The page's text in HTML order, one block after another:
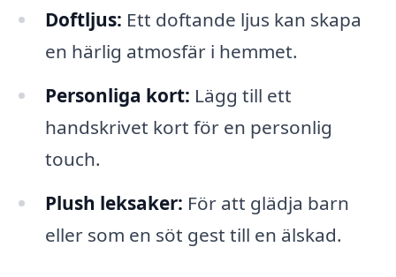
Doftljus: Ett doftande ljus kan skapa
en härlig atmosfär i hemmet.
Personliga kort: Lägg till ett
handskrivet kort för en personlig
touch.
Plush leksaker: För att glädja barn
eller som en söt gest till en älskad.